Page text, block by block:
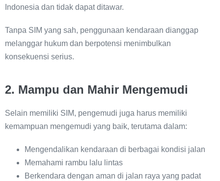
Indonesia dan tidak dapat ditawar.
Tanpa SIM yang sah, penggunaan kendaraan dianggap
melanggar hukum dan berpotensi menimbulkan
konsekuensi serius.
2. Mampu dan Mahir Mengemudi
Selain memiliki SIM, pengemudi juga harus memiliki
kemampuan mengemudi yang baik, terutama dalam:
Mengendalikan kendaraan di berbagai kondisi jalan
Memahami rambu lalu lintas
Berkendara dengan aman di jalan raya yang padat